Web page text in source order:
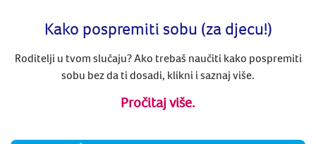
Kako pospremiti sobu (za djecu!)
Roditelji u tvom slučaju? Ako trebaš naučiti kako pospremiti
sobu bez da ti dosadi, klikni i saznaj više.
Pročitaj više.